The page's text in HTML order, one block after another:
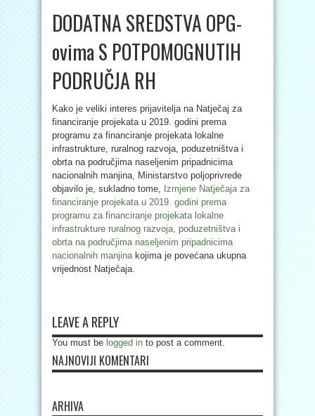
DODATNA SREDSTVA OPG-
ovima S POTPOMOGNUTIH
PODRUČJA RH
Kako je veliki interes prijavitelja na Natječaj za
financiranje projekata u 2019. godini prema
programu za financiranje projekata lokalne
infrastrukture, ruralnog razvoja, poduzetništva i
obrta na područjima naseljenim pripadnicima
nacionalnih manjina, Ministarstvo poljoprivrede
objavilo je, sukladno tome, Izmjene Natječaja za
financiranje projekata u 2019. godini prema
programu za financiranje projekata lokalne
infrastrukture ruralnog razvoja, poduzetništva i
obrta na područjima naseljenim pripadnicima
nacionalnih manjinakojima je povećana ukupna
vrijednost Natječaja.
LEAVE A REPLY
You must be logged in to post a comment.
NAJNOVIJI KOMENTARI
ARHIVA